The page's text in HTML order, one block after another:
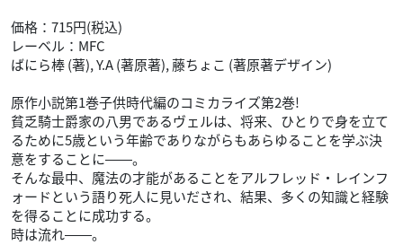
価格：715円(税込)
レーベル：MFC
ばにら棒 (著), Y.A (著原著), 藤ちょこ (著原著デザイン)
原作小説第1巻子供時代編のコミカライズ第2巻!
貧乏騎士爵家の八男であるヴェルは、将来、ひとりで身を立て
るために5歳という年齢でありながらもあらゆることを学ぶ決
意をすることに――。
そんな最中、魔法の才能があることをアルフレッド・レインフ
ォードという語り死人に見いだされ、結果、多くの知識と経験
を得ることに成功する。
時は流れ――。